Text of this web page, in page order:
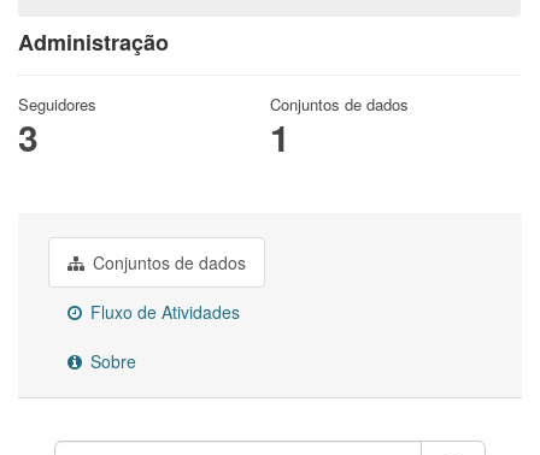
Administração
Seguidores
3
Conjuntos de dados
1
Conjuntos de dados
Fluxo de Atividades
Sobre